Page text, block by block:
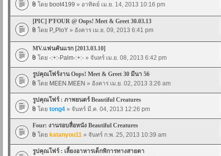
โดย boot4199 » อาทิตย์ เม.ย. 14, 2013 10:16 pm
[PIC] P'FOUR @ Oops! Meet & Greet 30.03.13
โดย P,,PloY » อังคาร เม.ย. 09, 2013 6:41 pm
MV.แฟนคันแรก [2013.03.10]
โดย -:+:-Palm-:+:- » จันทร์ เม.ย. 08, 2013 6:42 pm
รูปคุณโฟร์งาน Oops! Meet & Greet 30 มีนา 56
โดย MEEN.MEEN » อังคาร เม.ย. 02, 2013 3:26 am
รูปคุณโฟร์ : ภาพยนตร์ Beautiful Creatures
โดย tong4 » จันทร์ มี.ค. 04, 2013 12:26 pm
Four: งานรอบสื่อหนัง Beautiful Creatures
โดย katanyou11 » จันทร์ ก.พ. 25, 2013 10:39 am
รูปคุณโฟร์ : เลี้ยงอาหารเด็กพิการทางสายตา